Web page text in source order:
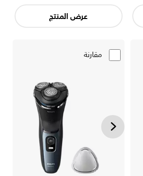
عرض المنتج
مقارنة